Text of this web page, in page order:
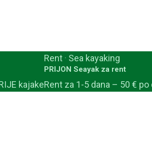
kajake
Rent · Sea kayaking
PRIJON Seayak za rent
Rent za 1-5 dana – 50 € po